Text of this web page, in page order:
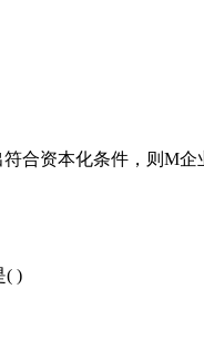
合资本化条件，则M
( )